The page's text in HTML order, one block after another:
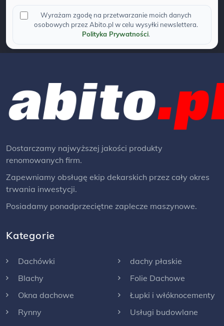
Wyrażam zgodę na przetwarzanie moich danych
osobowych przez Abito.pl w celu wysyłki newslettera.
Polityka Prywatności.
Dostarczamy najwyższej jakości produkty
renomowanych firm.
Zapewniamy obsługę ekip dekarskich przez cały okres
trwania inwestycji.
Posiadamy ponadprzeciętne zaplecze maszynowe.
Kategorie
Dachówki
Blachy
Okna dachowe
Rynny
dachy płaskie
Folie Dachowe
Łupki i włóknocementy
Usługi budowlane